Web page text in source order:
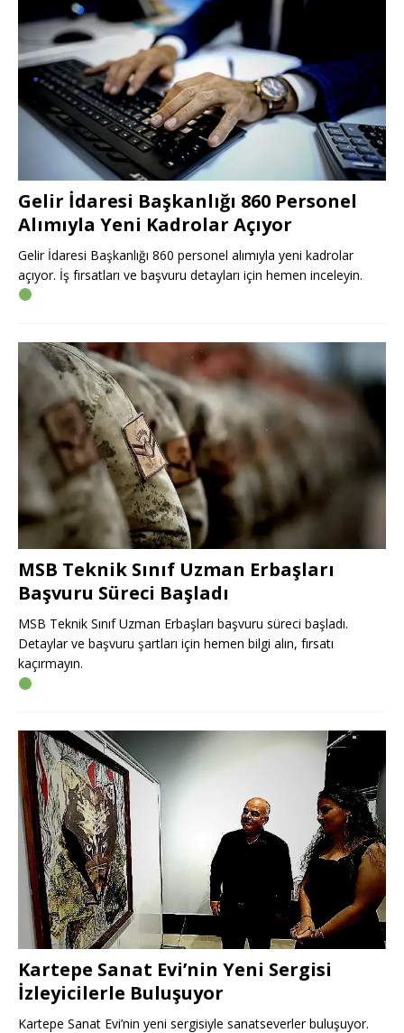
Gelir İdaresi Başkanlığı 860 Personel
Alımıyla Yeni Kadrolar Açıyor
Gelir İdaresi Başkanlığı 860 personel alımıyla yeni kadrolar
açıyor. İş fırsatları ve başvuru detayları için hemen inceleyin.
MSB Teknik Sınıf Uzman Erbaşları
Başvuru Süreci Başladı
MSB Teknik Sınıf Uzman Erbaşları başvuru süreci başladı.
Detaylar ve başvuru şartları için hemen bilgi alın, fırsatı
kaçırmayın.
Kartepe Sanat Evi’nin Yeni Sergisi
İzleyicilerle Buluşuyor
Kartepe Sanat Evi’nin yeni sergisiyle sanatseverler buluşuyor.